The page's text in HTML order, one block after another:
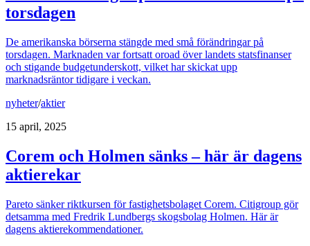
torsdagen
De amerikanska börserna stängde med små förändringar på
torsdagen. Marknaden var fortsatt oroad över landets statsfinanser
och stigande budgetunderskott, vilket har skickat upp
marknadsräntor tidigare i veckan.
nyheter/aktier
15 april, 2025
Corem och Holmen sänks – här är dagens
aktierekar
Pareto sänker riktkursen för fastighetsbolaget Corem. Citigroup gör
detsamma med Fredrik Lundbergs skogsbolag Holmen. Här är
dagens aktierekommendationer.